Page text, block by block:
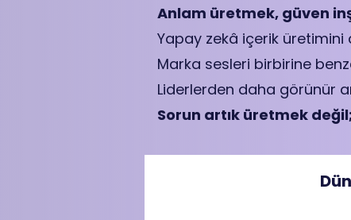
Anlam üretmek, güven
Yapay zekâ içerik
Marka sesleri birbirine
Liderlerden daha görünür
Sorun artık üretmek
Dün